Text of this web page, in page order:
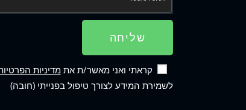
שליחה
קראתי ואני מאשר/ת אתמדיניות
לשמירת המידע לצורך טיפול בפנייתי (חובה)